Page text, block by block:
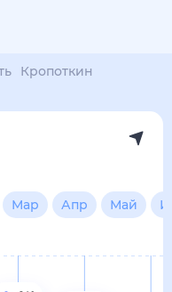
Кропоткин
Мар Апр Май